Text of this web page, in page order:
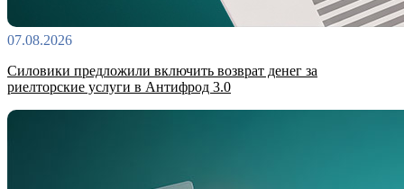
07.08.2026
Силовики предложили включить возврат денег за
риелторские услуги в Антифрод 3.0